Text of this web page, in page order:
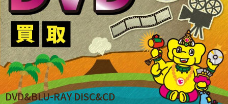
DVD&BLU-RAY DISC&CD